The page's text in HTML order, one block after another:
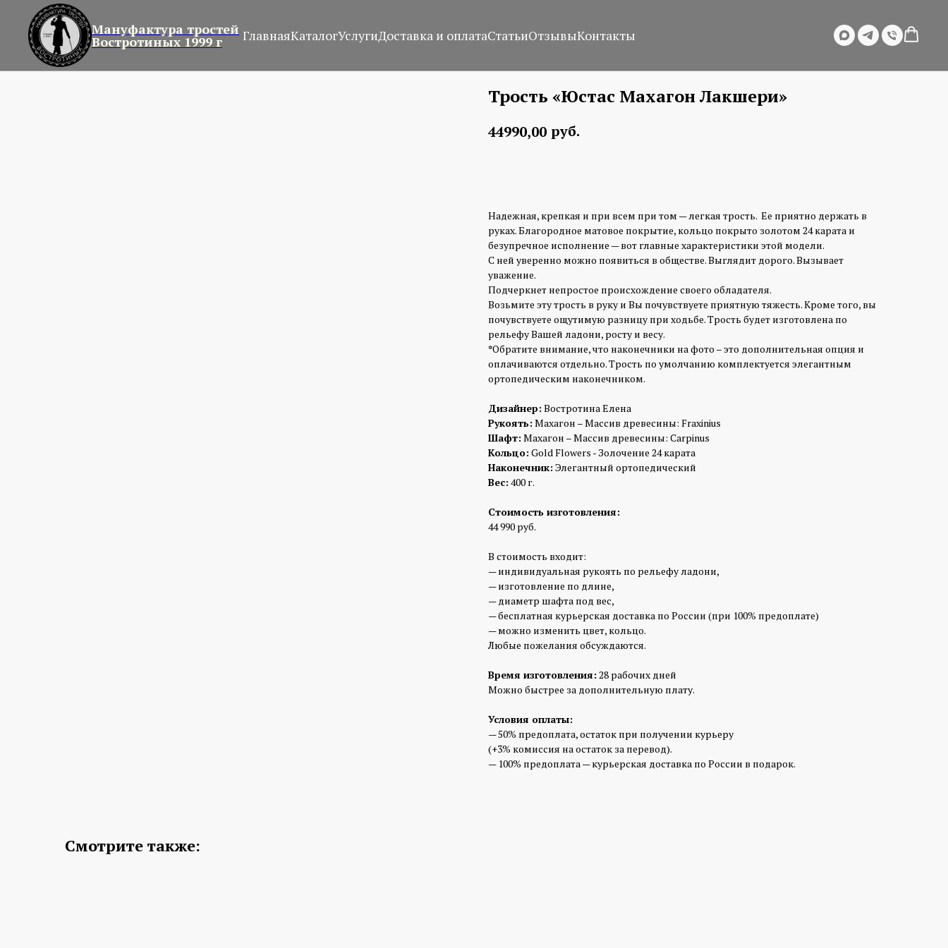
Мануфактура тростей
Востротиных 1999 г ГлавнаяКаталогУслугиДоставка и оплатаСтатьиОтзывыКонтакты
Трость «Юстас Махагон Лакшери»
44990,00 руб.
Надежная, крепкая и при всем при том — легкая трость. Ее приятно держать в
руках. Благородное матовое покрытие, кольцо покрыто золотом 24 карата и
безупречное исполнение — вот главные характеристики этой модели.
С ней уверенно можно появиться в обществе. Выглядит дорого. Вызывает
уважение.
Подчеркнет непростое происхождение своего обладателя.
Возьмите эту трость в руку и Вы почувствуете приятную тяжесть. Кроме того, вы
почувствуете ощутимую разницу при ходьбе. Трость будет изготовлена по
рельефу Вашей ладони, росту и весу.
*Обратите внимание, что наконечники на фото – это дополнительная опция и
оплачиваются отдельно. Трость по умолчанию комплектуется элегантным
ортопедическим наконечником.
Дизайнер: Востротина Елена
Рукоять: Махагон – Массив древесины: Fraxinius
Шафт: Махагон – Массив древесины: Carpinus
Кольцо: Gold Flowers - Золочение 24 карата
Наконечник: Элегантный ортопедический
Вес: 400 г.
Стоимость изготовления:
44 990 руб.
В стоимость входит:
— индивидуальная рукоять по рельефу ладони,
— изготовление по длине,
— диаметр шафта под вес,
— бесплатная курьерская доставка по России (при 100% предоплате)
— можно изменить цвет, кольцо.
Любые пожелания обсуждаются.
Время изготовления: 28 рабочих дней
Можно быстрее за дополнительную плату.
Условия оплаты:
— 50% предоплата, остаток при получении курьеру
(+3% комиссия на остаток за перевод).
— 100% предоплата — курьерская доставка по России в подарок.
Смотрите также: